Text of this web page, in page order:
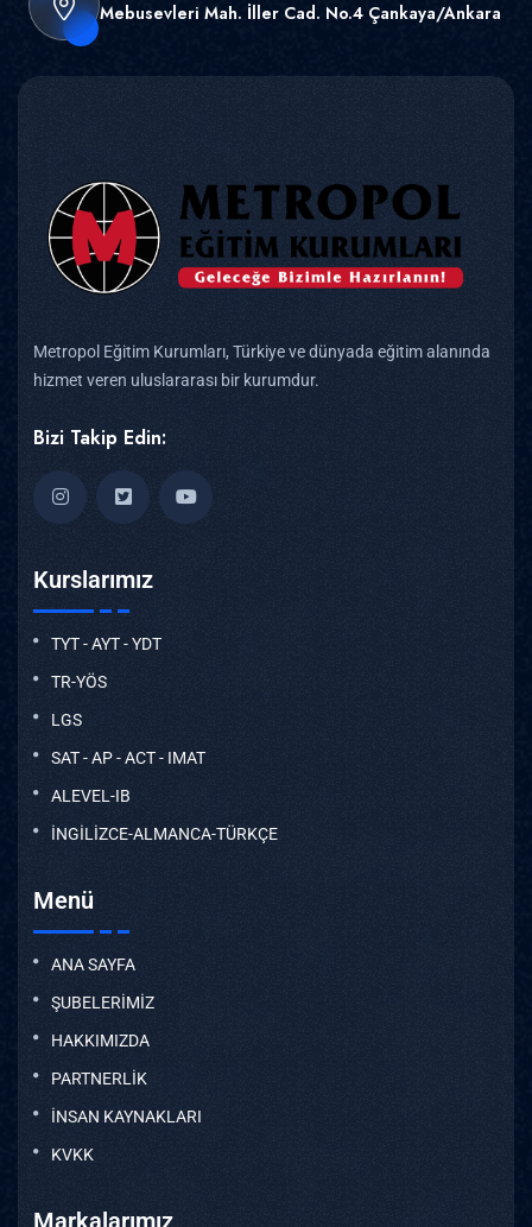
Mebusevleri Mah. İller Cad. No.4 Çankaya/Ankara
Metropol Eğitim Kurumları, Türkiye ve dünyada eğitim alanında
hizmet veren uluslararası bir kurumdur.
Bizi Takip Edin:
Kurslarımız
TYT - AYT - YDT
TR-YÖS
LGS
SAT - AP - ACT - IMAT
ALEVEL-IB
İNGİLİZCE-ALMANCA-TÜRKÇE
Menü
ANA SAYFA
ŞUBELERİMİZ
HAKKIMIZDA
PARTNERLİK
İNSAN KAYNAKLARI
KVKK
Markalarımız